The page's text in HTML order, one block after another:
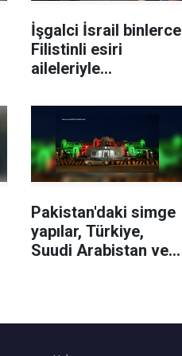
İşgalci İsrail binlerce
Filistinli esiri
aileleriyle
Pakistan'daki simge
yapılar, Türkiye,
Suudi Arabistan ve